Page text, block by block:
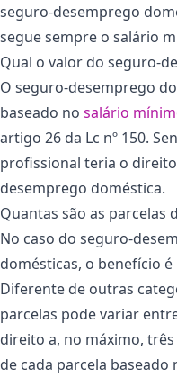
seguro-desemprego
segue sempre o salário
Qual o valor do seguro-
O seguro-desemprego
baseado no salário
artigo 26 da Lc nº 150.
profissional teria o
desemprego doméstica.
Quantas são as parcelas
No caso do seguro-
domésticas, o benefício é
Diferente de outras
parcelas pode variar
direito a, no máximo,
de cada parcela